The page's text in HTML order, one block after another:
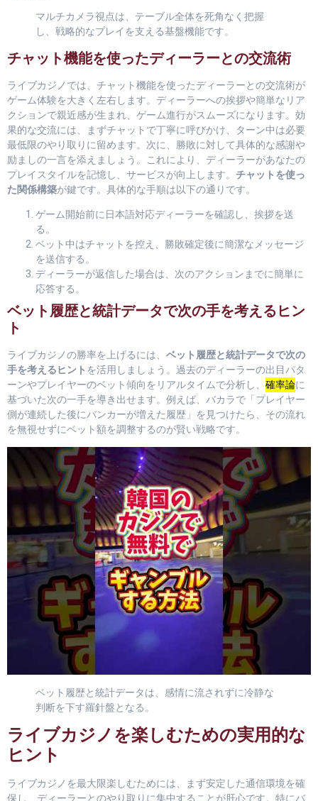
マルチカメラ視点は、テーブル全体を死角なく把握
し、戦略的なプレイを支える基盤機能です。
チャット機能を使ったディーラーとの交流術
ライブカジノでは、チャット機能を使ったディーラーとの交流術が
ゲーム体験を大きく左右します。ディーラーへの挨拶や簡単なリア
クションで親近感が生まれ、ゲーム進行がスムーズになります。効
果的な交流には、まずチャットで丁寧に呼びかけ、ターン中は必要
最低限のやり取りに留めます。次に、勝敗に対して具体的な感謝や
励ましの一言を添えましょう。これにより、ディーラーがあなたの
プレイスタイルを記憶し、サービスが向上します。 チャットを使っ
た関係構築が鍵です。具体的な手順は以下の通りです。
ゲーム開始前に日本語対応ディーラーを確認し、挨拶を送
る。
ベット中はチャットを控え、勝敗確定後に簡潔なメッセージ
を送信する。
ディーラーが返信した場合は、次のアクションまでに簡単に
応答する。
ベット履歴と統計データで次の手を考えるヒン
ト
ライブカジノの勝率を上げるには、 ベット履歴と統計データで次の
手を考えるヒント を活用しましょう。過去のディーラーの出目パタ
ーンやプレイヤーのベット傾向をリアルタイムで分析し、 確率論に
基づいた次の一手を導き出せます。例えば、バカラで「プレイヤー
側が連続した後にバンカーが増えた履歴」を見つけたら、その流れ
を無視せずにベット額を調整するのが賢い戦略です。
ベット履歴と統計データは、感情に流されずに冷静な
判断を下す羅針盤となる。
ライブカジノを楽しむための実用的な
ヒント
ライブカジノを最大限楽しむためには、まず安定した通信環境を確